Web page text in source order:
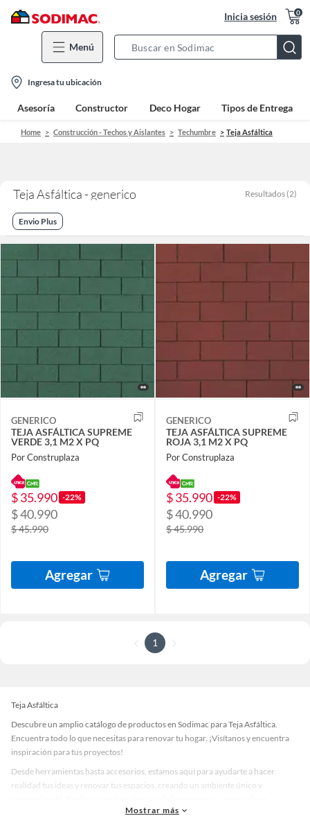
Inicia sesión 0
Menú
Bar
location-
icon
Ingresa tu ubicación
Asesoría Constructor Deco Hogar Tipos de Entrega
Home Construcción - Techos y Aislantes Techumbre Teja Asfáltica
Teja Asfáltica - generico Resultados (2)
Envio Plus
GENERICO
TEJA ASFÁLTICA SUPREME
VERDE 3,1 M2 X PQ
Por Construplaza
$ 35.990 -22%
$ 40.990
$ 45.990
Agregar
GENERICO
TEJA ASFÁLTICA SUPREME
ROJA 3,1 M2 X PQ
Por Construplaza
$ 35.990 -22%
$ 40.990
$ 45.990
Agregar
1
Teja Asfáltica
Descubre un amplio catálogo de productos en Sodimac para Teja Asfáltica.
Encuentra todo lo que necesitas para renovar tu hogar. ¡Visítanos y encuentra
inspiración para tus proyectos!
Desde herramientas hasta accesorios, estamos aquí para ayudarte a hacer
realidad tus ideas y renovar tus espacios, creando un ambiente único y
accesorios de calidad que te ayudarán a crear un espacio más tú.
Mostrar más